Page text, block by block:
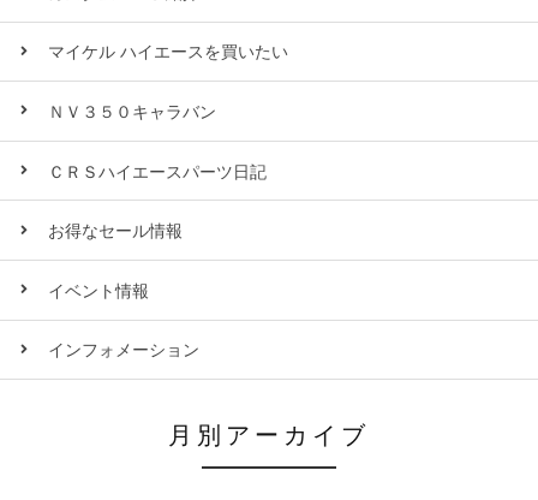
マイケル ハイエースを買いたい
ＮＶ３５０キャラバン
ＣＲＳハイエースパーツ日記
お得なセール情報
イベント情報
インフォメーション
月別アーカイブ